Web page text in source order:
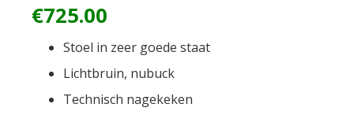
€725.00
Stoel in zeer goede staat
Lichtbruin, nubuck
Technisch nagekeken